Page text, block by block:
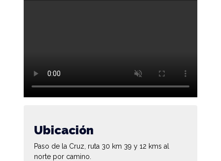
Ubicación
Paso de la Cruz, ruta 30 km 39 y 12 kms al
norte por camino.